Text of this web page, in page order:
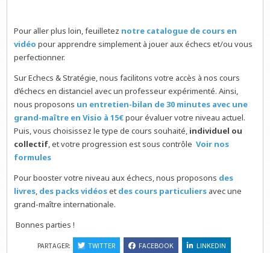
Pour aller plus loin, feuilletez notre catalogue de cours en
vidéo pour apprendre simplement à jouer aux échecs et/ou vous
perfectionner.
Sur Echecs & Stratégie, nous facilitons votre accès à nos cours
d’échecs en distanciel avec un professeur expérimenté. Ainsi,
nous proposons un entretien-bilan de 30 minutes avec une
grand-maître en Visio à 15€pour évaluer votre niveau actuel.
Puis, vous choisissez le type de cours souhaité, individuel ou
collectif, et votre progression est sous contrôleVoir nos
formules
Pour booster votre niveau aux échecs, nous proposons des
livres, des packs vidéoset des cours particuliers avec une
grand-maître internationale.
Bonnes parties !
PARTAGER: TWITTER FACEBOOK LINKEDIN